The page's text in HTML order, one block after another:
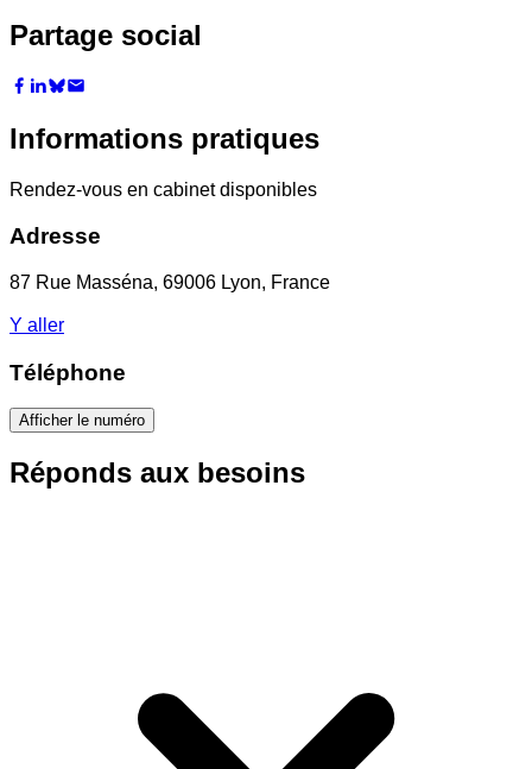
Partage social
Informations pratiques
Rendez-vous en cabinet disponibles
Adresse
87 Rue Masséna, 69006 Lyon, France
Y aller
Téléphone
Afficher le numéro
Réponds aux besoins